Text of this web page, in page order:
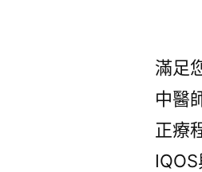
滿足
中醫
正療